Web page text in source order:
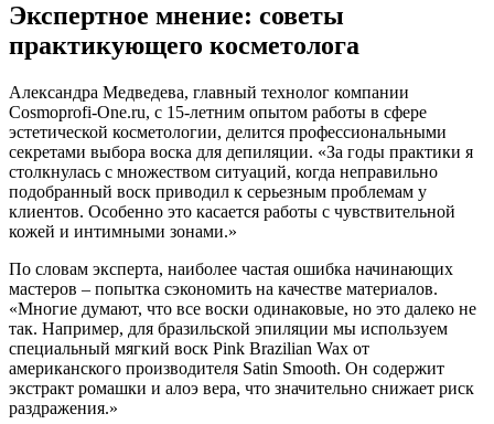
Экспертное мнение: советы
практикующего косметолога
Александра Медведева, главный технолог компании
Cosmoprofi-One.ru, с 15-летним опытом работы в сфере
эстетической косметологии, делится профессиональными
секретами выбора воска для депиляции. «За годы практики я
столкнулась с множеством ситуаций, когда неправильно
подобранный воск приводил к серьезным проблемам у
клиентов. Особенно это касается работы с чувствительной
кожей и интимными зонами.»
По словам эксперта, наиболее частая ошибка начинающих
мастеров – попытка сэкономить на качестве материалов.
«Многие думают, что все воски одинаковые, но это далеко не
так. Например, для бразильской эпиляции мы используем
специальный мягкий воск Pink Brazilian Wax от
американского производителя Satin Smooth. Он содержит
экстракт ромашки и алоэ вера, что значительно снижает риск
раздражения.»